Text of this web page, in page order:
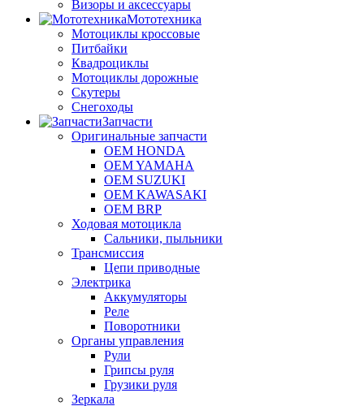
Визоры и аксессуары
Мототехника
Мотоциклы кроссовые
Питбайки
Квадроциклы
Мотоциклы дорожные
Скутеры
Снегоходы
Запчасти
Оригинальные запчасти
OEM HONDA
OEM YAMAHA
OEM SUZUKI
OEM KAWASAKI
OEM BRP
Ходовая мотоцикла
Сальники, пыльники
Трансмиссия
Цепи приводные
Электрика
Аккумуляторы
Реле
Поворотники
Органы управления
Рули
Грипсы руля
Грузики руля
Зеркала